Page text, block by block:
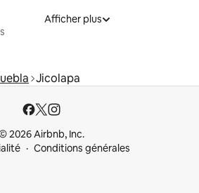
Afficher plus
Jicolapa
2026 Airbnb, Inc.
Conditions générales